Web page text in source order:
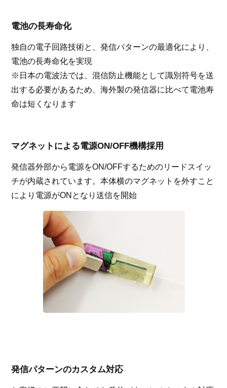
電池の長寿命化
独自の電子回路技術と、発信パターンの最適化により、
電池の長寿命化を実現
※日本の電波法では、混信防止機能として識別符号を送
出する必要があるため、海外製の発信器に比べて電池寿
命は短くなります
マグネットによる電源ON/OFF機構採用
発信器外部から電源をON/OFFするためのリードスイッ
チが内蔵されています。本体横のマグネットを外すこと
により電源がONとなり送信を開始
発信パターンのカスタム対応